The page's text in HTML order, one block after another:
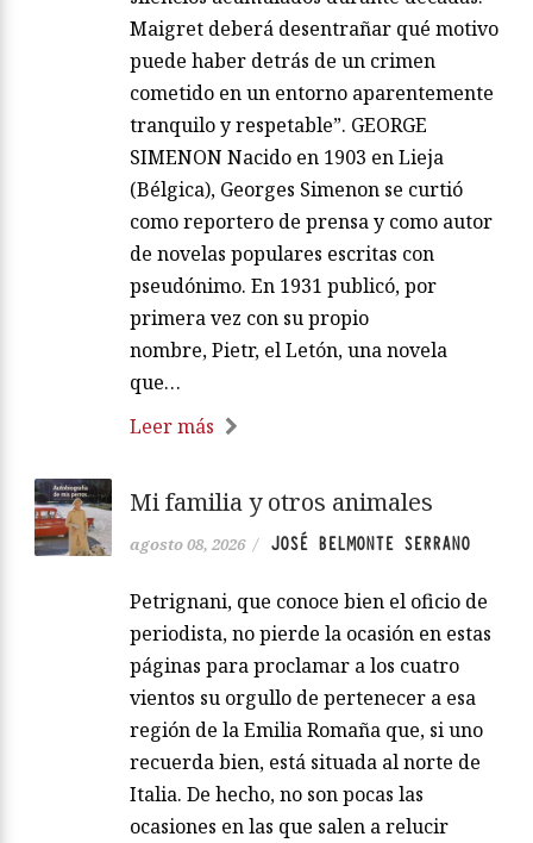
Maigret deberá desentrañar qué motivo
puede haber detrás de un crimen
cometido en un entorno aparentemente
tranquilo y respetable”. GEORGE
SIMENON Nacido en 1903 en Lieja
(Bélgica), Georges Simenon se curtió
como reportero de prensa y como autor
de novelas populares escritas con
pseudónimo. En 1931 publicó, por
primera vez con su propio
nombre, Pietr, el Letón, una novela
que…
Leer más
Mi familia y otros animales
agosto 08, 2026 / JOSÉ BELMONTE SERRANO
Petrignani, que conoce bien el oficio de
periodista, no pierde la ocasión en estas
páginas para proclamar a los cuatro
vientos su orgullo de pertenecer a esa
región de la Emilia Romaña que, si uno
recuerda bien, está situada al norte de
Italia. De hecho, no son pocas las
ocasiones en las que salen a relucir